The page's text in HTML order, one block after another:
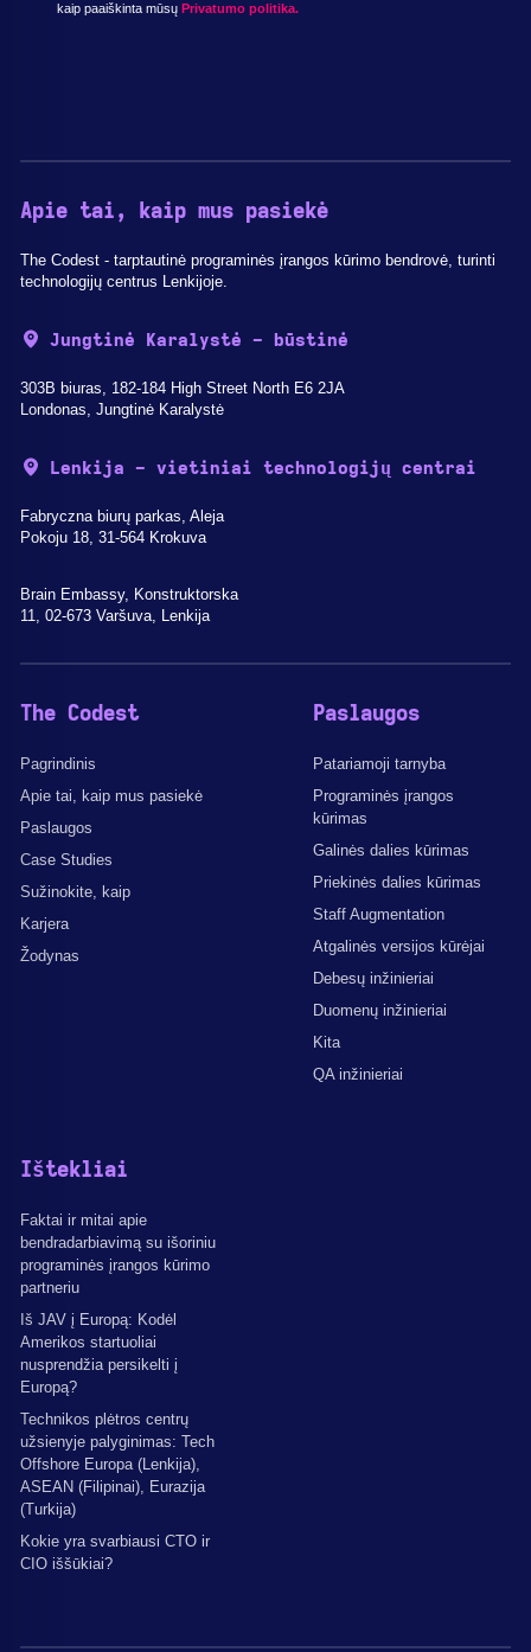
kaip paaiškinta mūsų Privatumo politika.
Apie tai, kaip mus pasiekė
The Codest - tarptautinė programinės įrangos kūrimo bendrovė, turinti
technologijų centrus Lenkijoje.
Jungtinė Karalystė - būstinė
303B biuras, 182-184 High Street North E6 2JA
Londonas, Jungtinė Karalystė
Lenkija - vietiniai technologijų centrai
Fabryczna biurų parkas, Aleja
Pokoju 18, 31-564 Krokuva
Brain Embassy, Konstruktorska
11, 02-673 Varšuva, Lenkija
The Codest
Pagrindinis
Apie tai, kaip mus pasiekė
Paslaugos
Case Studies
Sužinokite, kaip
Karjera
Žodynas
Paslaugos
Patariamoji tarnyba
Programinės įrangos
kūrimas
Galinės dalies kūrimas
Priekinės dalies kūrimas
Staff Augmentation
Atgalinės versijos kūrėjai
Debesų inžinieriai
Duomenų inžinieriai
Kita
QA inžinieriai
Ištekliai
Faktai ir mitai apie
bendradarbiavimą su išoriniu
programinės įrangos kūrimo
partneriu
Iš JAV į Europą: Kodėl
Amerikos startuoliai
nusprendžia persikelti į
Europą?
Technikos plėtros centrų
užsienyje palyginimas: Tech
Offshore Europa (Lenkija),
ASEAN (Filipinai), Eurazija
(Turkija)
Kokie yra svarbiausi CTO ir
CIO iššūkiai?